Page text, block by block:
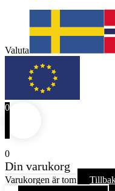
Valuta
0
0
Din varukorg
Varukorgen är tom